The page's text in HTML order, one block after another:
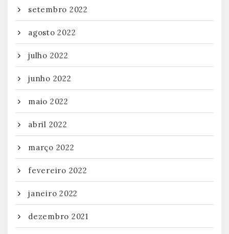
setembro 2022
agosto 2022
julho 2022
junho 2022
maio 2022
abril 2022
março 2022
fevereiro 2022
janeiro 2022
dezembro 2021